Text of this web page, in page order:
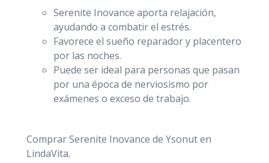
Serenite Inovance aporta relajación,
ayudando a combatir el estrés.
Favorece el sueño reparador y placentero
por las noches.
Puede ser ideal para personas que pasan
por una época de nerviosismo por
exámenes o exceso de trabajo.
Comprar Serenite Inovance de Ysonut en
LindaVita.